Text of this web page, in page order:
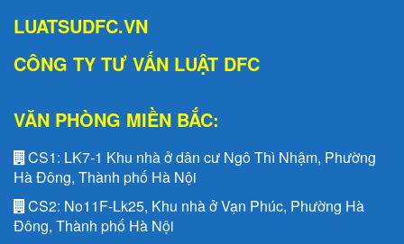
LUATSUDFC.VN
CÔNG TY TƯ VẤN LUẬT DFC
VĂN PHÒNG MIỀN BẮC:
CS1: LK7-1 Khu nhà ở dân cư Ngô Thì Nhậm, Phường
Hà Đông, Thành phố Hà Nội
CS2: No11F-Lk25, Khu nhà ở Vạn Phúc, Phường Hà
Đông, Thành phố Hà Nội